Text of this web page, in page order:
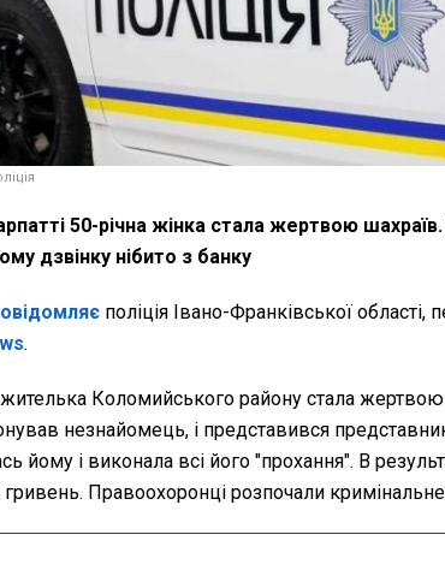
50-річна жінка стала жертвою
дзвінку нібито з банку
поліція Івано-Франківської області,
.
жителька Коломийського району стала жертвою
незнайомець, і представився
йому і виконала всі його "прохання". В
гривень. Правоохоронці розпочали